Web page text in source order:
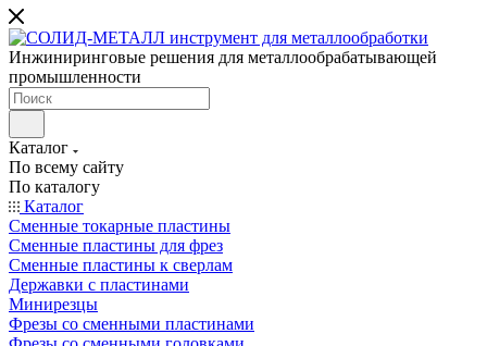
Инжиниринговые решения для металлообрабатывающей
промышленности
Каталог
По всему сайту
По каталогу
Каталог
Сменные токарные пластины
Сменные пластины для фрез
Сменные пластины к сверлам
Державки с пластинами
Минирезцы
Фрезы со сменными пластинами